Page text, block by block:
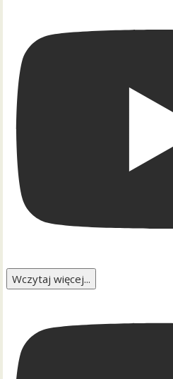
Wczytaj więcej...